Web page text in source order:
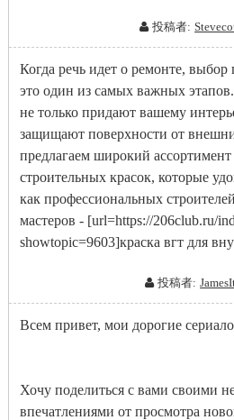
投稿者:
Когда речь идет о ремонте,
это один из самых важных
не только придают вашему
защищают поверхности от
предлагаем широкий
строительных красок, которые
как профессиональных
мастеров - [url=https://206club.ru/
showtopic=9603]краска вгт для
投稿者:
Всем привет, мои дорогие
Хочу поделиться с вами своими
впечатлениями от просмотра